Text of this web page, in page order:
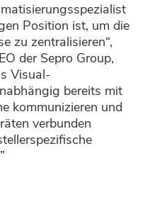
Position ist, um die
zu zentralisieren“,
der Sepro Group,
Visual-
bereits mit
kommunizieren und
verbunden